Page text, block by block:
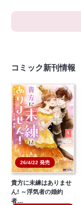
コミック新刊情報
26/4/22 発売
貴方に未練はありませ
ん! ～浮気者の婚約
者…